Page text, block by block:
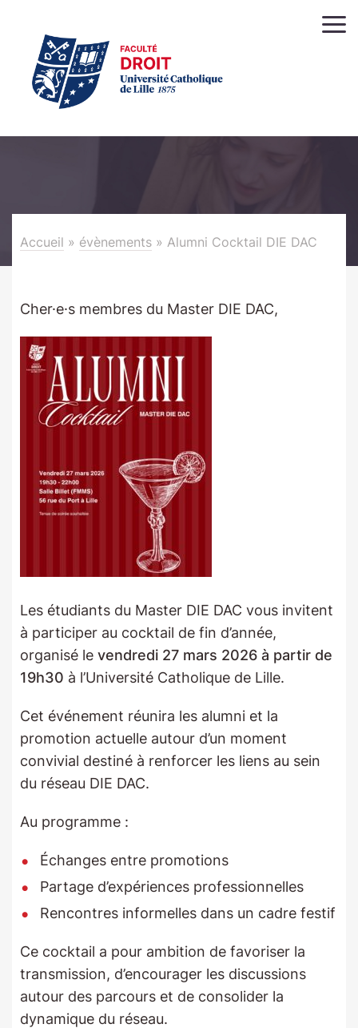
Accueil » évènements » Alumni Cocktail DIE DAC
Cher·e·s membres du Master DIE DAC,
Les étudiants du Master DIE DAC vous invitent
à participer au cocktail de fin d’année,
organisé le vendredi 27 mars 2026 à partir de
19h30 à l’Université Catholique de Lille.
Cet événement réunira les alumni et la
promotion actuelle autour d’un moment
convivial destiné à renforcer les liens au sein
du réseau DIE DAC.
Au programme :
Échanges entre promotions
Partage d’expériences professionnelles
Rencontres informelles dans un cadre festif
Ce cocktail a pour ambition de favoriser la
transmission, d’encourager les discussions
autour des parcours et de consolider la
dynamique du réseau.